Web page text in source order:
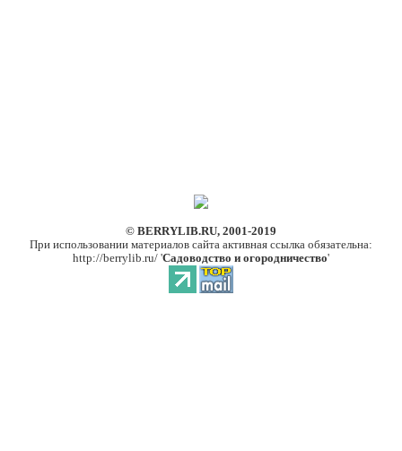
© BERRYLIB.RU, 2001-2019
При использовании материалов сайта активная ссылка обязательна:
http://berrylib.ru/ 'Садоводство и огородничество'